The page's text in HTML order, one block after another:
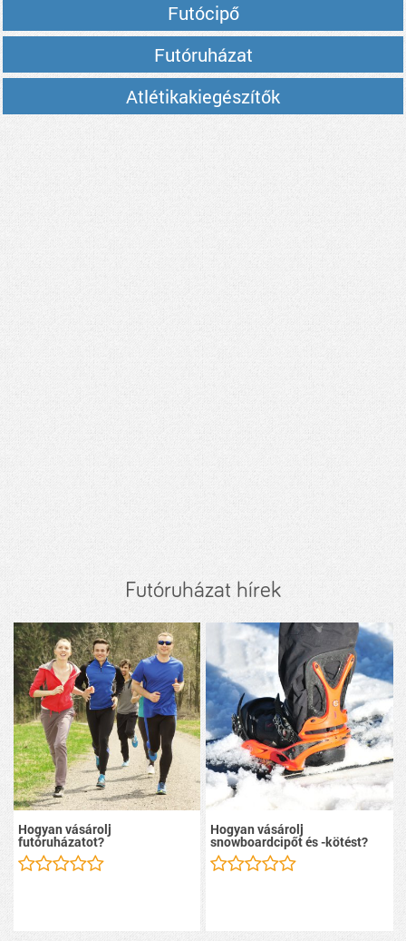
Futócipő
Futóruházat
Atlétikakiegészítők
Futóruházat hírek
Hogyan vásárolj
futóruházatot?
Hogyan vásárolj
snowboardcipőt és -kötést?